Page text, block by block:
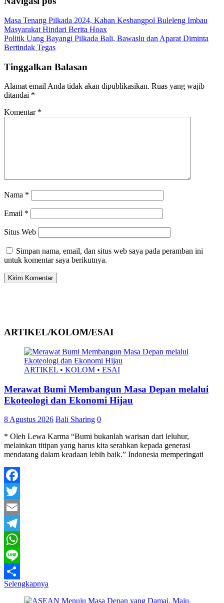
Masa Tenang Pilkada 2024, Kaban Kesbangpol Buleleng Imbau
Masyarakat Hindari Berita Hoax
Politik Uang Bayangi Pilkada Bali, Bawaslu dan Aparat Diminta
Bertindak Tegas
Tinggalkan Balasan
Alamat email Anda tidak akan dipublikasikan. Ruas yang wajib
ditandai *
Komentar *
Nama *
Email *
Situs Web
Simpan nama, email, dan situs web saya pada peramban ini
untuk komentar saya berikutnya.
ARTIKEL/KOLOM/ESAI
ARTIKEL • KOLOM • ESAI
Merawat Bumi Membangun Masa Depan melalui
Ekoteologi dan Ekonomi Hijau
8 Agustus 2026 Bali Sharing 0
* Oleh Lewa Karma “Bumi bukanlah warisan dari leluhur,
melainkan titipan yang harus kita serahkan kepada generasi
mendatang dalam keadaan lebih baik.” Indonesia memperingati
Facebook
Twitter
Email
Telegram
WhatsApp
Line
Share
Selengkapnya